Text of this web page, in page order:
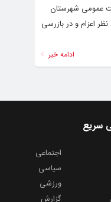
عمومی شهرستان
اعزام و در بازرسی
ادامه خبر
سریع
اجتماعی
سیاسی
ورزشی
گزارش